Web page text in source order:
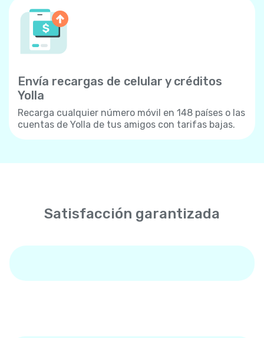
Envía recargas de celular y créditos
Yolla
Recarga cualquier número móvil en 148 países o las
cuentas de Yolla de tus amigos con tarifas bajas.
Satisfacción garantizada